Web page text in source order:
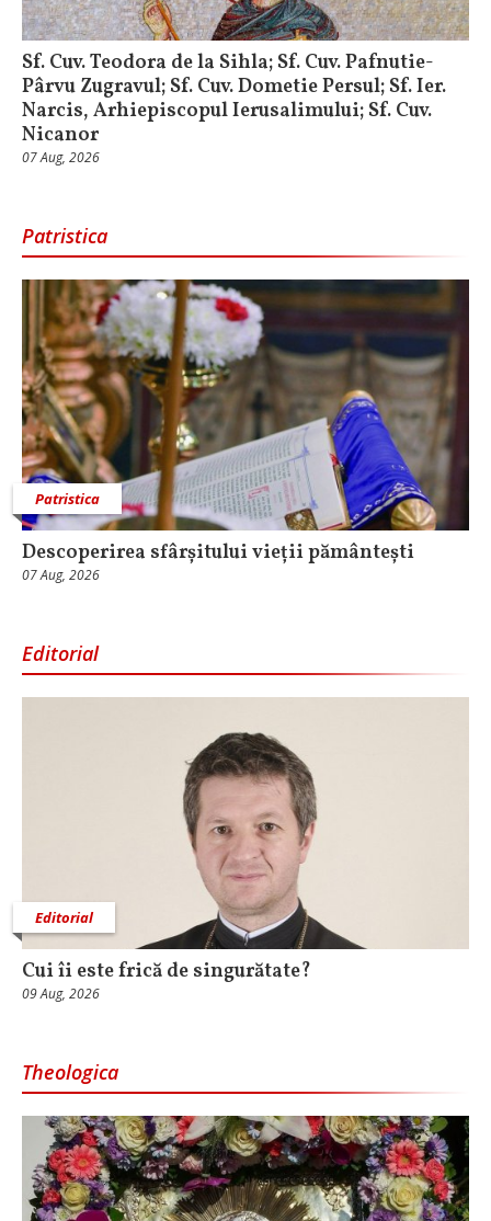
Sf. Cuv. Teodora de la Sihla; Sf. Cuv. Pafnutie-
Pârvu Zugravul; Sf. Cuv. Dometie Persul; Sf. Ier.
Narcis, Arhiepiscopul Ierusalimului; Sf. Cuv.
Nicanor
07 Aug, 2026
Patristica
Patristica
Descoperirea sfârșitului vieții pământești
07 Aug, 2026
Editorial
Editorial
Cui îi este frică de singurătate?
09 Aug, 2026
Theologica